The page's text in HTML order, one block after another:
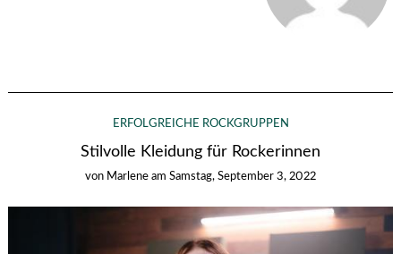
ERFOLGREICHE ROCKGRUPPEN
Stilvolle Kleidung für Rockerinnen
von Marlene am Samstag, September 3, 2022